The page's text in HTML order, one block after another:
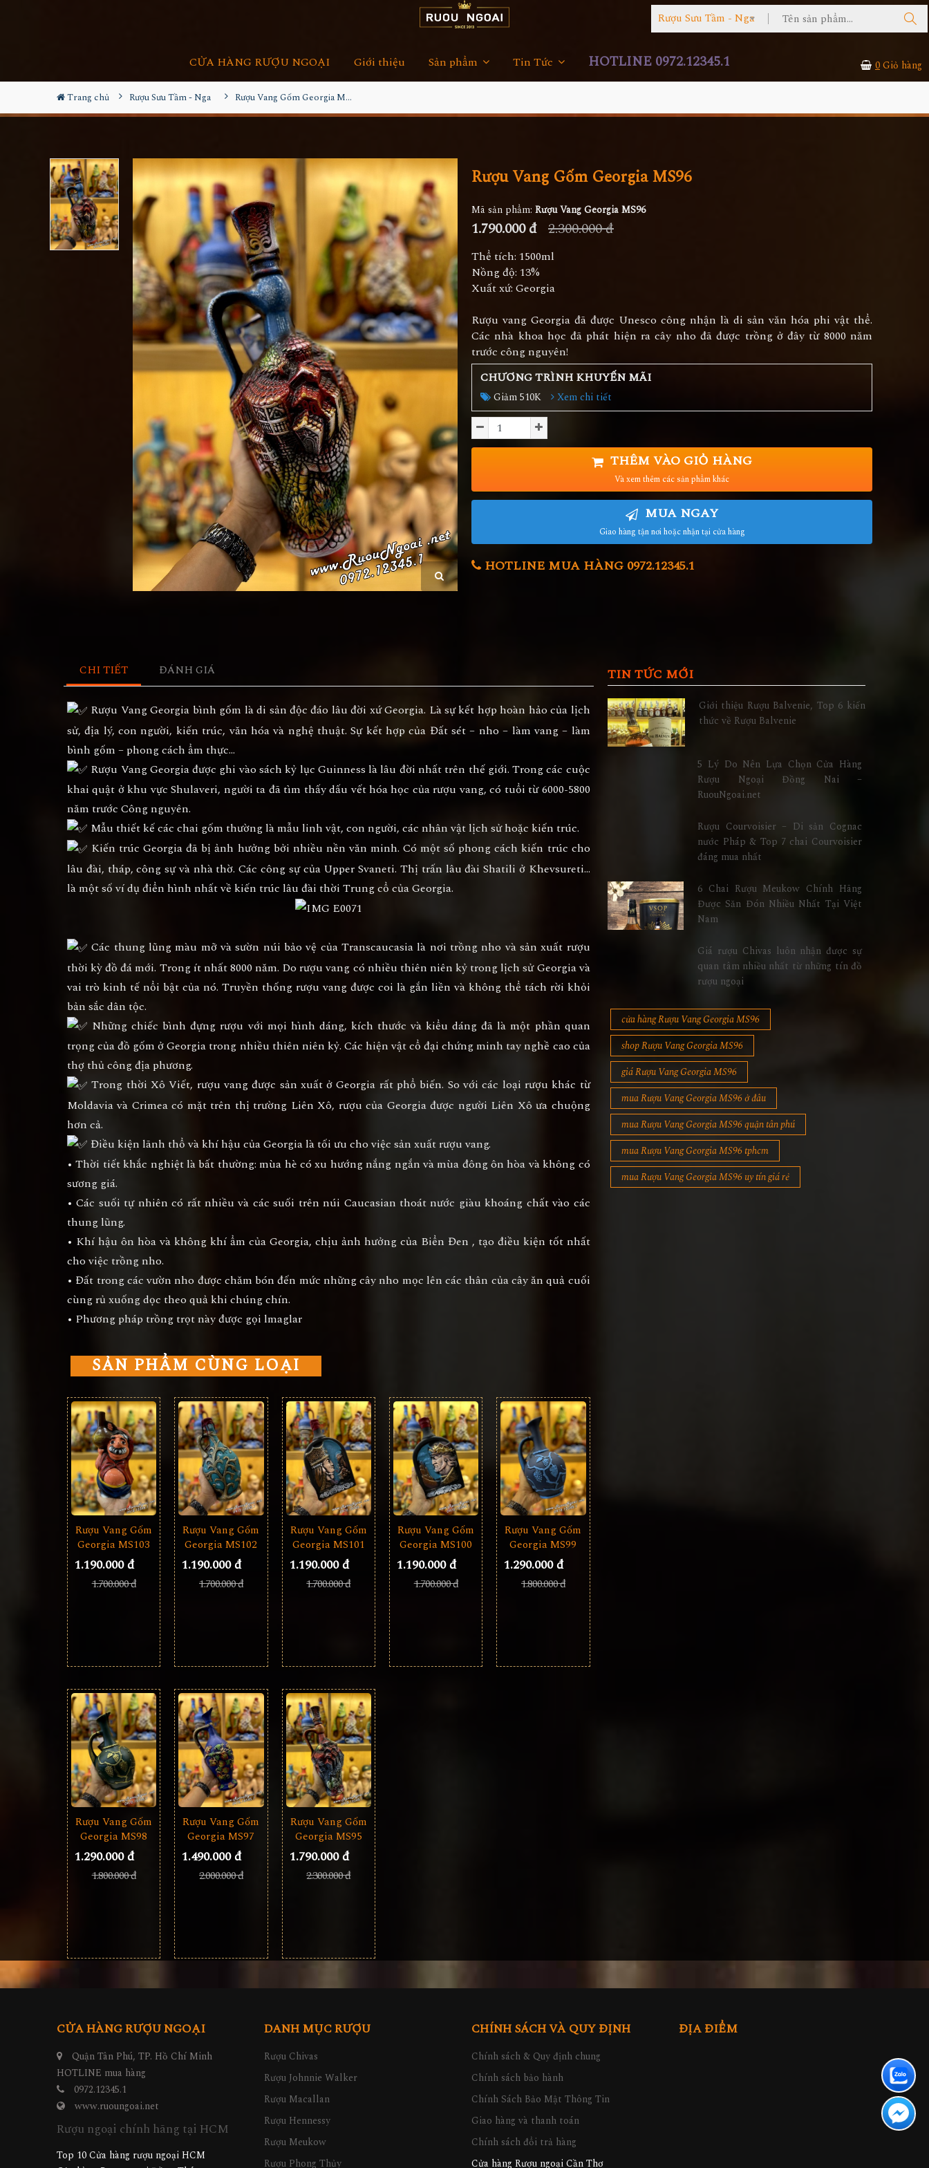
Rượu Sưu Tầm - Nga
CỬA HÀNG RƯỢU NGOẠI Giới thiệu Sản phẩm Tin Tức HOTLINE 0972.12345.1 0Giỏ hàng
Trang chủ Rượu Sưu Tầm - Nga Rượu Vang Gốm Georgia MS96
Rượu Vang Gốm Georgia MS96
Mã sản phẩm: Rượu Vang Georgia MS96
1.790.000 đ 2.300.000 đ
Thể tích: 1500ml
Nồng độ: 13%
Xuất xứ: Georgia
Rượu vang Georgia đã được Unesco công nhận là di sản văn hóa phi vật thể.
Các nhà khoa học đã phát hiện ra cây nho đã được trồng ở đây từ 8000 năm
trước công nguyên!
CHƯƠNG TRÌNH KHUYẾN MÃI
Giảm 510K Xem chi tiết
THÊM VÀO GIỎ HÀNG
Và xem thêm các sản phẩm khác
MUA NGAY
Giao hàng tận nơi hoặc nhận tại cửa hàng
HOTLINE MUA HÀNG 0972.12345.1
CHI TIẾT ĐÁNH GIÁ
Rượu Vang Georgia bình gốm là di sản độc đáo lâu đời xứ Georgia. Là sự kết hợp hoàn hảo của lịch
sử, địa lý, con người, kiến trúc, văn hóa và nghệ thuật. Sự kết hợp của Đất sét – nho – làm vang – làm
bình gốm – phong cách ẩm thực…
Rượu Vang Georgia được ghi vào sách kỷ lục Guinness là lâu đời nhất trên thế giới. Trong các cuộc
khai quật ở khu vực Shulaveri, người ta đã tìm thấy dấu vết hóa học của rượu vang, có tuổi từ 6000-5800
năm trước Công nguyên.
Mẫu thiết kế các chai gốm thường là mẫu linh vật, con người, các nhân vật lịch sử hoặc kiến trúc.
Kiến trúc Georgia đã bị ảnh hưởng bởi nhiều nền văn minh. Có một số phong cách kiến trúc cho
lâu đài, tháp, công sự và nhà thờ. Các công sự của Upper Svaneti. Thị trấn lâu đài Shatili ở Khevsureti…
là một số ví dụ điển hình nhất về kiến trúc lâu đài thời Trung cổ của Georgia.
Các thung lũng màu mỡ và sườn núi bảo vệ của Transcaucasia là nơi trồng nho và sản xuất rượu
thời kỳ đồ đá mới. Trong ít nhất 8000 năm. Do rượu vang có nhiều thiên niên kỷ trong lịch sử Georgia và
vai trò kinh tế nổi bật của nó. Truyền thống rượu vang được coi là gắn liền và không thể tách rời khỏi
bản sắc dân tộc.
Những chiếc bình đựng rượu với mọi hình dáng, kích thước và kiểu dáng đã là một phần quan
trọng của đồ gốm ở Georgia trong nhiều thiên niên kỷ. Các hiện vật cổ đại chứng minh tay nghề cao của
thợ thủ công địa phương.
Trong thời Xô Viết, rượu vang được sản xuất ở Georgia rất phổ biến. So với các loại rượu khác từ
Moldavia và Crimea có mặt trên thị trường Liên Xô, rượu của Georgia được người Liên Xô ưa chuộng
hơn cả.
Điều kiện lãnh thổ và khí hậu của Georgia là tối ưu cho việc sản xuất rượu vang.
• Thời tiết khắc nghiệt là bất thường: mùa hè có xu hướng nắng ngắn và mùa đông ôn hòa và không có
sương giá.
• Các suối tự nhiên có rất nhiều và các suối trên núi Caucasian thoát nước giàu khoáng chất vào các
thung lũng.
• Khí hậu ôn hòa và không khí ẩm của Georgia, chịu ảnh hưởng của Biển Đen , tạo điều kiện tốt nhất
cho việc trồng nho.
• Đất trong các vườn nho được chăm bón đến mức những cây nho mọc lên các thân của cây ăn quả cuối
cùng rủ xuống dọc theo quả khi chúng chín.
• Phương pháp trồng trọt này được gọi lmaglar
SẢN PHẨM CÙNG LOẠI
Rượu Vang Gốm
Georgia MS103
1.190.000 đ
1.700.000 đ
Rượu Vang Gốm
Georgia MS102
1.190.000 đ
1.700.000 đ
Rượu Vang Gốm
Georgia MS101
1.190.000 đ
1.700.000 đ
Rượu Vang Gốm
Georgia MS100
1.190.000 đ
1.700.000 đ
Rượu Vang Gốm
Georgia MS99
1.290.000 đ
1.800.000 đ
Rượu Vang Gốm
Georgia MS98
1.290.000 đ
1.800.000 đ
Rượu Vang Gốm
Georgia MS97
1.490.000 đ
2.000.000 đ
Rượu Vang Gốm
Georgia MS95
1.790.000 đ
2.300.000 đ
TIN TỨC MỚI
Giới thiệu Rượu Balvenie, Top 6 kiến
thức về Rượu Balvenie
5 Lý Do Nên Lựa Chọn Cửa Hàng
Rượu Ngoại Đồng Nai –
RuouNgoai.net
Rượu Courvoisier – Di sản Cognac
nước Pháp & Top 7 chai Courvoisier
đáng mua nhất
6 Chai Rượu Meukow Chính Hãng
Được Săn Đón Nhiều Nhất Tại Việt
Nam
Giá rượu Chivas luôn nhận được sự
quan tâm nhiều nhất từ những tín đồ
rượu ngoại
cửa hàng Rượu Vang Georgia MS96
shop Rượu Vang Georgia MS96
giá Rượu Vang Georgia MS96
mua Rượu Vang Georgia MS96 ở đâu
mua Rượu Vang Georgia MS96 quận tân phú
mua Rượu Vang Georgia MS96 tphcm
mua Rượu Vang Georgia MS96 uy tín giá rẻ
CỬA HÀNG RƯỢU NGOẠI
Quận Tân Phú, TP. Hồ Chí Minh
HOTLINE mua hàng
0972.12345.1
www.ruoungoai.net
Rượu ngoại chính hãng tại HCM
Top 10 Cửa hàng rượu ngoại HCM
DANH MỤC RƯỢU
Rượu Chivas
Rượu Johnnie Walker
Rượu Macallan
Rượu Hennessy
Rượu Meukow
Rượu Phong Thủy
CHÍNH SÁCH VÀ QUY ĐỊNH
Chính sách & Quy định chung
Chính sách bảo hành
Chính Sách Bảo Mật Thông Tin
Giao hàng và thanh toán
Chính sách đổi trả hàng
Cửa hàng Rượu ngoại Cần Thơ
ĐỊA ĐIỂM